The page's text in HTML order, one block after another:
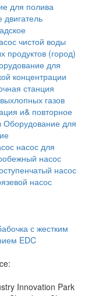
для полива
двигатель
чистой воды
продуктов (город)
для
концентрации
станция
газов
и& повторное
Оборудование для
насос для
насос
насос
насос
с жестким
EDC
Innovation Park